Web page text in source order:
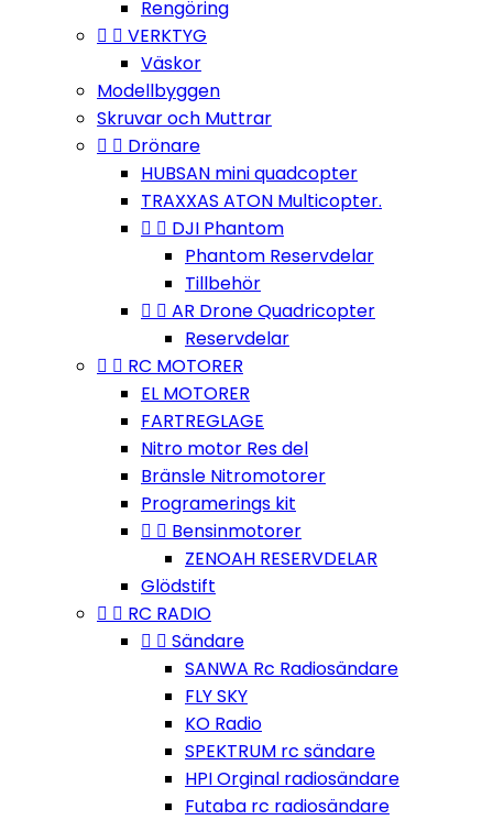
Rengöring
  VERKTYG
Väskor
Modellbyggen
Skruvar och Muttrar
  Drönare
HUBSAN mini quadcopter
TRAXXAS ATON Multicopter.
  DJI Phantom
Phantom Reservdelar
Tillbehör
  AR Drone Quadricopter
Reservdelar
  RC MOTORER
EL MOTORER
FARTREGLAGE
Nitro motor Res del
Bränsle Nitromotorer
Programerings kit
  Bensinmotorer
ZENOAH RESERVDELAR
Glödstift
  RC RADIO
  Sändare
SANWA Rc Radiosändare
FLY SKY
KO Radio
SPEKTRUM rc sändare
HPI Orginal radiosändare
Futaba rc radiosändare